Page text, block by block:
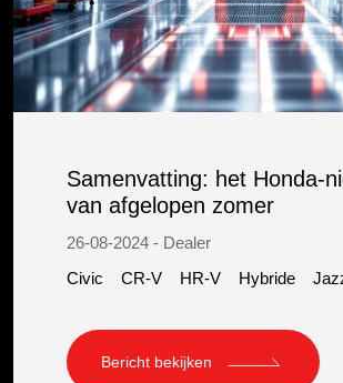
Samenvatting: het Honda-
van afgelopen zomer
26-08-2024 - Dealer
Civic
CR-V HR-V Hybride
Bericht bekijken